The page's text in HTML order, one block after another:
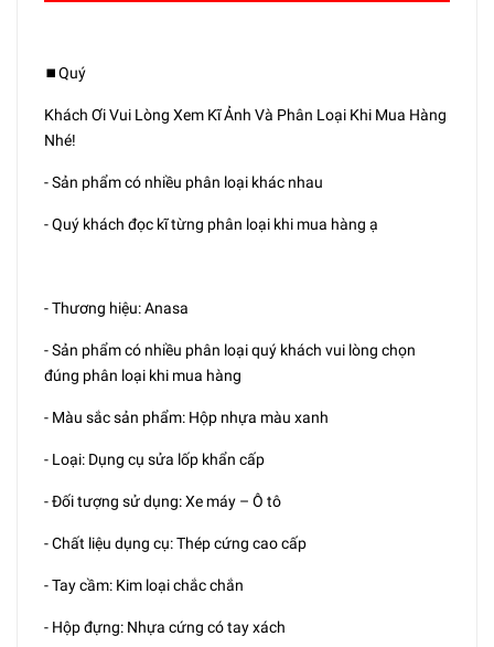
⏹️Quý
Khách Ơi Vui Lòng Xem Kĩ Ảnh Và Phân Loại Khi Mua Hàng
Nhé!
- Sản phẩm có nhiều phân loại khác nhau
- Quý khách đọc kĩ từng phân loại khi mua hàng ạ
- Thương hiệu: Anasa
- Sản phẩm có nhiều phân loại quý khách vui lòng chọn
đúng phân loại khi mua hàng
- Màu sắc sản phẩm: Hộp nhựa màu xanh
- Loại: Dụng cụ sửa lốp khẩn cấp
- Đối tượng sử dụng: Xe máy – Ô tô
- Chất liệu dụng cụ: Thép cứng cao cấp
- Tay cầm: Kim loại chắc chắn
- Hộp đựng: Nhựa cứng có tay xách